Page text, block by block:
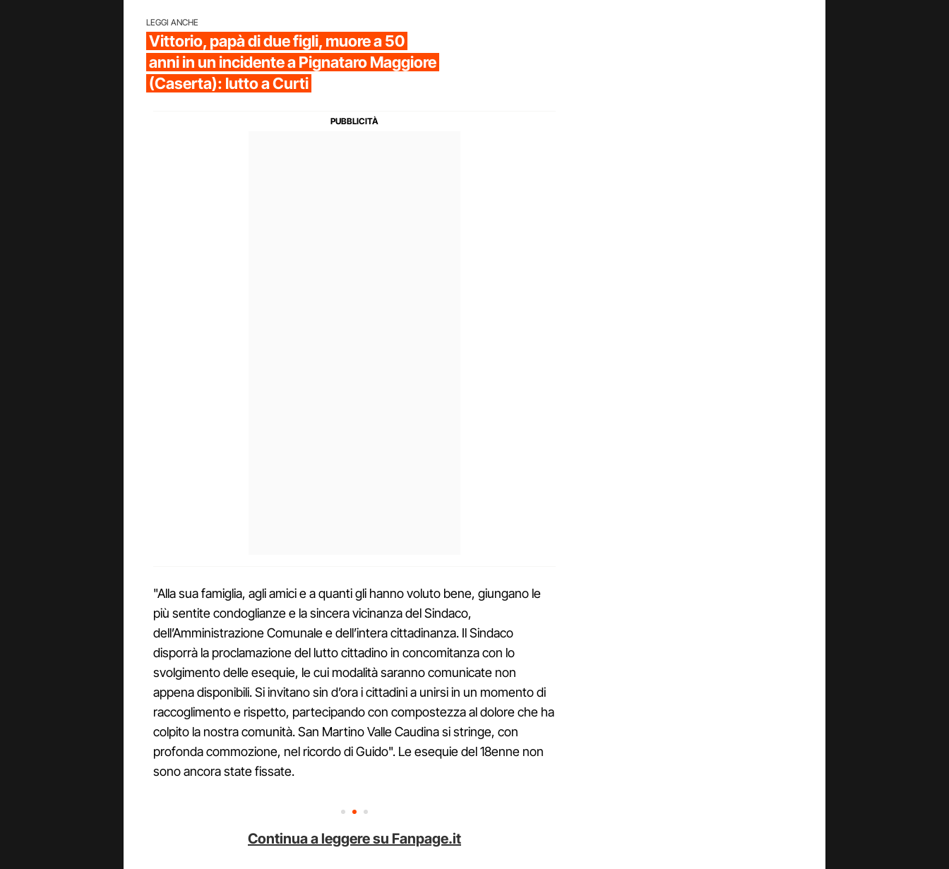
LEGGI ANCHE
Vittorio, papà di due figli, muore a 50
anni in un incidente a Pignataro Maggiore
(Caserta): lutto a Curti
"Alla sua famiglia, agli amici e a quanti gli hanno voluto bene, giungano le
più sentite condoglianze e la sincera vicinanza del Sindaco,
dell’Amministrazione Comunale e dell’intera cittadinanza. Il Sindaco
disporrà la proclamazione del lutto cittadino in concomitanza con lo
svolgimento delle esequie, le cui modalità saranno comunicate non
appena disponibili. Si invitano sin d’ora i cittadini a unirsi in un momento di
raccoglimento e rispetto, partecipando con compostezza al dolore che ha
colpito la nostra comunità. San Martino Valle Caudina si stringe, con
profonda commozione, nel ricordo di Guido". Le esequie del 18enne non
sono ancora state fissate.
Continua a leggere su Fanpage.it